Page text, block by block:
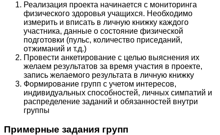
Реализация проекта начинается с мониторинга
физического здоровья учащихся. Необходимо
измерить и вписать в личную книжку каждого
участника, данные о состояние физической
подготовки (пульс, количество приседаний,
отжиманий и т.д.)
Провести анкетирование с целью выяснения их
желаем результатов за время участия в проекте,
запись желаемого результата в личную книжку
Формирование групп с учетом интересов,
индивидуальных способностей, личных симпатий и
распределение заданий и обязанностей внутри
группы
Примерные задания групп